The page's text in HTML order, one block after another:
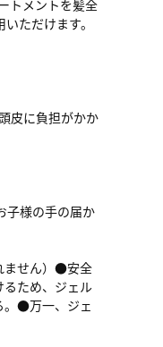
トメントを髪全
ただけます。
皮に負担がかか
子様の手の届か
ません）●安全
ため、ジェル
。●万一、ジェ